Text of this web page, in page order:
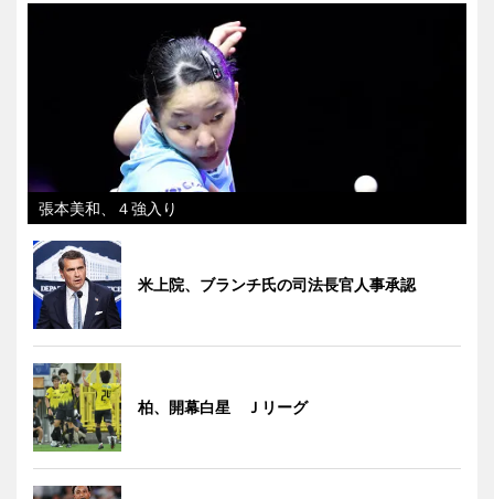
張本美和、４強入り
米上院、ブランチ氏の司法長官人事承認
柏、開幕白星 Ｊリーグ